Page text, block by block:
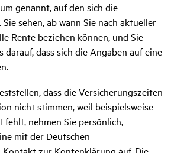
genannt, auf den sich die
sehen, ab wann Sie nach aktueller
Rente beziehen können, und Sie
darauf, dass sich die Angaben auf eine
dass die Versicherungszeiten
nicht stimmen, weil beispielsweise
nehmen Sie persönlich,
mit der Deutschen